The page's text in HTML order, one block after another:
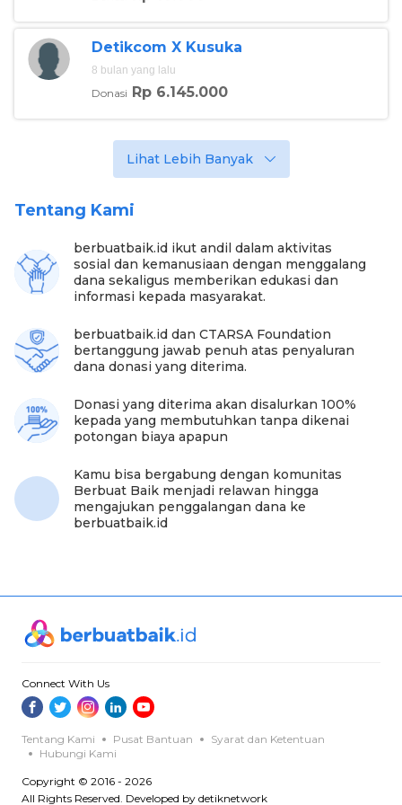
Foto: Yayasan Sari Hati (berbuatbaik.id)
digunakan untuk membeli sembako dan kebutuhan
sehari-hari. Menurut Menti, donasi juga digunakan
untuk membantu warga saat terjadi banjir Bali pada
2025. Bantuan berupa keperluan setiap hari dan
material pembangunan.
Selain mengucapkan terima kasih, Menti juga
berharap semua yang telah menyalurkan kepedulian
pada Sari Hati memperoleh balasan setimpal dan
berkah melimpah.Sahabat Baik, selain Sari Hati
berbuatbaik.id. Jangan lupa untuk update info
terbaru kami di website dan media sosial
berbuatbaik.id.
Detikcom X Kusuka
8 bulan yang lalu
Donasi Rp 6.145.000
Lihat Lebih Banyak
Tentang Kami
berbuatbaik.id ikut andil dalam aktivitas
sosial dan kemanusiaan dengan menggalang
dana sekaligus memberikan edukasi dan
informasi kepada masyarakat.
berbuatbaik.id dan CTARSA Foundation
bertanggung jawab penuh atas penyaluran
dana donasi yang diterima.
Donasi yang diterima akan disalurkan 100%
kepada yang membutuhkan tanpa dikenai
potongan biaya apapun
Kamu bisa bergabung dengan komunitas
Berbuat Baik menjadi relawan hingga
mengajukan penggalangan dana ke
berbuatbaik.id
Connect With Us
Tentang Kami Pusat Bantuan
Syarat dan Ketentuan
Hubungi Kami
Copyright © 2016 - 2026
All Rights Reserved. Developed by detiknetwork